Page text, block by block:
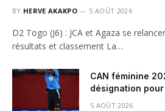
BY HERVE AKAKPO 5 AOÛT 2026
D2 Togo (J6) : JCA et Agaza se
résultats et classement La…
CAN féminine
désignation
5 AOÛT 2026